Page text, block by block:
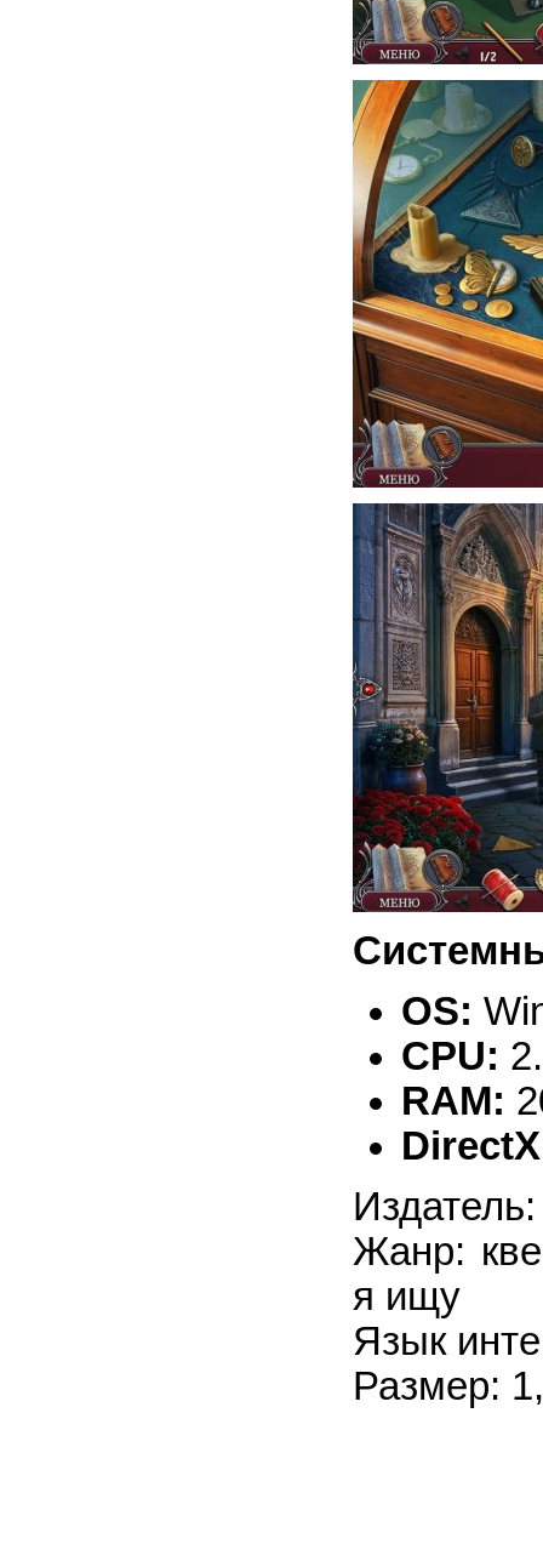
OS:
CPU:
RAM:
Жанр:
я ищу
Язык
Размер: